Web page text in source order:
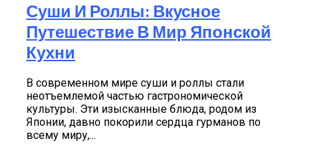
Суши И Роллы: Вкусное
Путешествие В Мир Японской
Кухни
В современном мире суши и роллы стали
неотъемлемой частью гастрономической
культуры. Эти изысканные блюда, родом из
Японии, давно покорили сердца гурманов по
всему миру,...